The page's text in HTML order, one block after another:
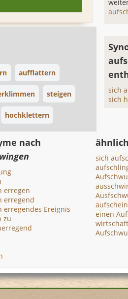
aufflattern
steigen
hochklettern
sich
sich
nach
erregen
erregend
erregendes Ereignis
zu
sich
einen